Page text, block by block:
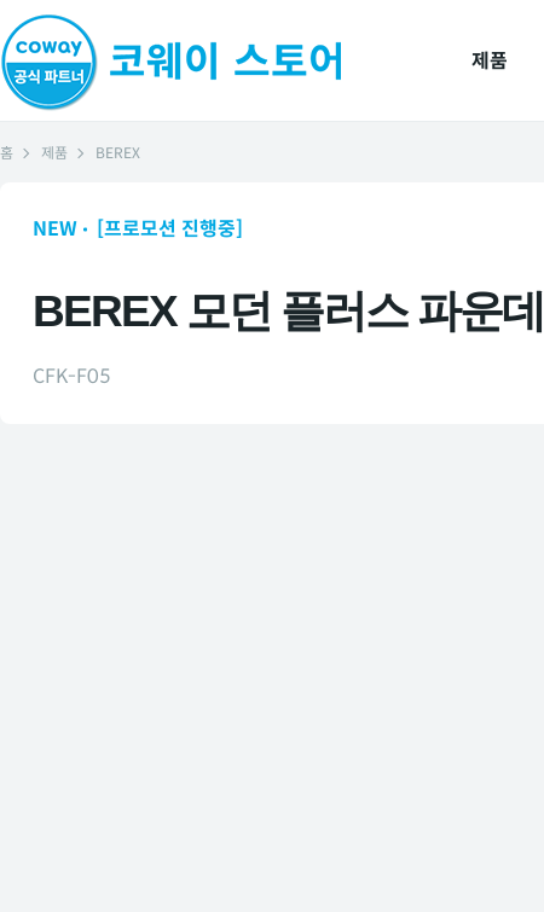
제품
홈 제품 BEREX
NEW [프로모션 진행중]
BEREX 모던 플러스 파운
CFK-F05